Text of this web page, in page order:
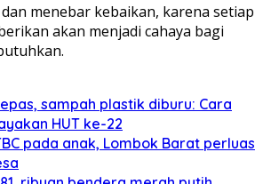
menebar kebaikan, karena setiap
akan menjadi cahaya bagi
sampah plastik diburu: Cara
HUT ke-22
pada anak, Lombok Barat perluas